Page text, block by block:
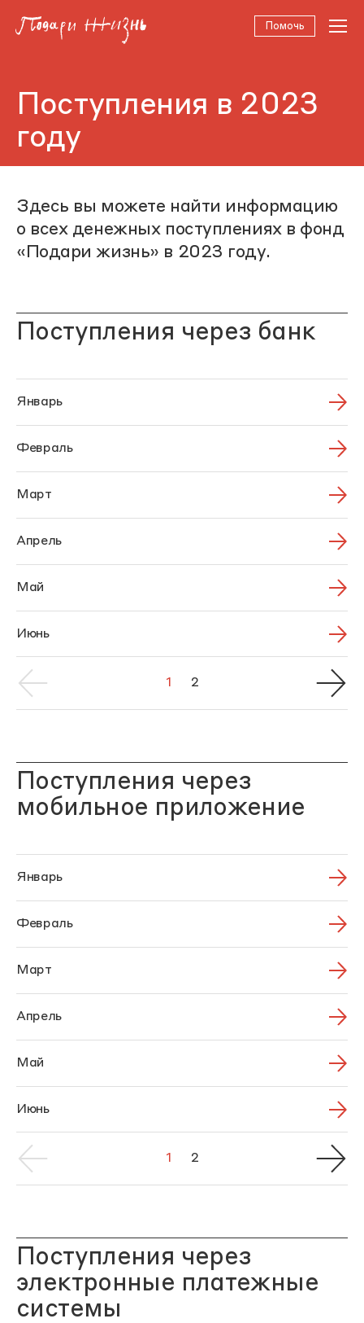
Помочь
Поступления в 2023
году
Здесь вы можете найти информацию
о всех денежных поступлениях в фонд
«Подари жизнь» в 2023 году.
Поступления через банк
Январь
Февраль
Март
Апрель
Май
Июнь
1 2
Поступления через
мобильное приложение
Январь
Февраль
Март
Апрель
Май
Июнь
1 2
Поступления через
электронные платежные
системы